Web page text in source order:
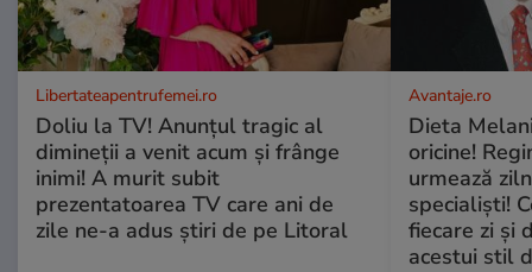
Libertateapentrufemei.ro
Doliu la TV! Anunțul tragic al
dimineții a venit acum și frânge
inimi! A murit subit
prezentatoarea TV care ani de
zile ne-a adus știri de pe Litoral
Avantaje.ro
Dieta
oricine!
urmează
specialiști!
fiecare zi și
acestui stil